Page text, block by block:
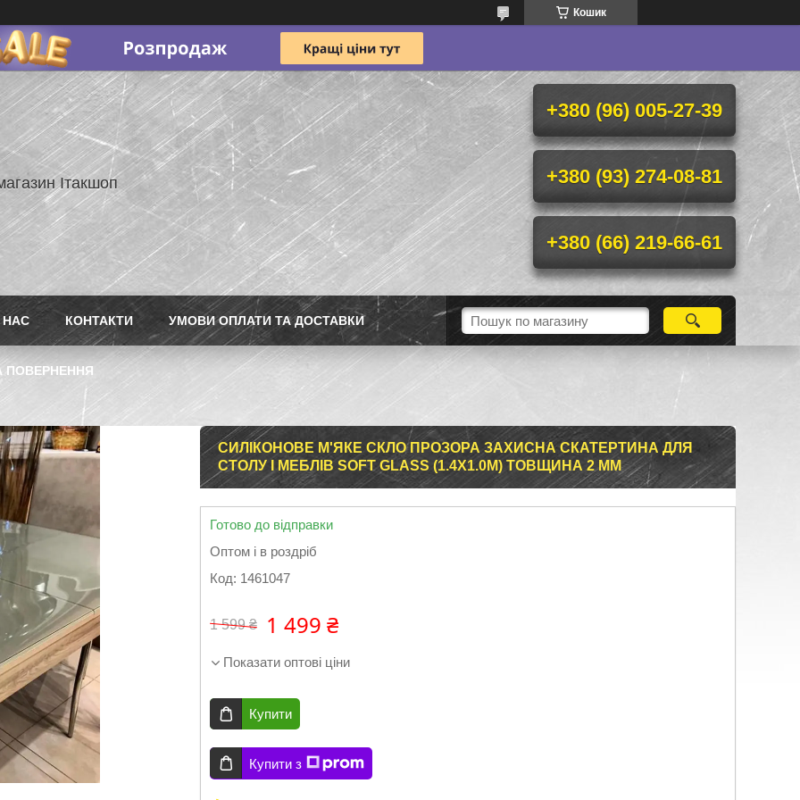
Кошик
Ітакшоп
+380 (96) 005-27-39
+380 (93) 274-08-81
+380 (66) 219-66-61
НАС КОНТАКТИ УМОВИ ОПЛАТИ ТА ДОСТАВКИ
ПОВЕРНЕННЯ
СИЛІКОНОВЕ М'ЯКЕ СКЛО ПРОЗОРА ЗАХИСНА СКАТЕРТИНА ДЛЯ
СТОЛУ І МЕБЛІВ SOFT GLASS (1.4Х1.0М) ТОВЩИНА 2 ММ
Готово до відправки
Оптом і в роздріб
Код: 1461047
1 599 ₴ 1 499 ₴
Показати оптові ціни
Купити
Купити з